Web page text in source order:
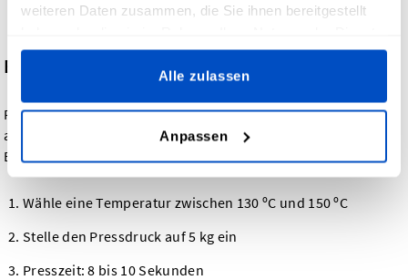
weiteren Daten zusammen, die Sie ihnen bereitgestellt
gesammelt haben.
Alle zulassen
Anpassen
vollständig ausgehärtet und fest mit dem Textil verbunden
Einstellungen der Wärmepresse:
Falls du deine DTF Transfer Etiketten mit einer Wärmepresse
aufbringen möchtest, empfehlen wir dir die folgenden
Einstellungen:
Wähle eine Temperatur zwischen 130 ºC und 150 ºC
Stelle den Pressdruck auf 5 kg ein
Presszeit: 8 bis 10 Sekunden